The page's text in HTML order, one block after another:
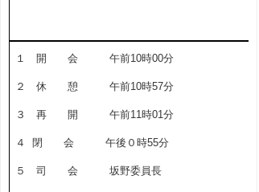
１ 開 会 午前10時00分
２ 休 憩 午前10時57分
３ 再 開 午前11時01分
４ 閉 会 午後０時55分
５ 司 会 坂野委員長